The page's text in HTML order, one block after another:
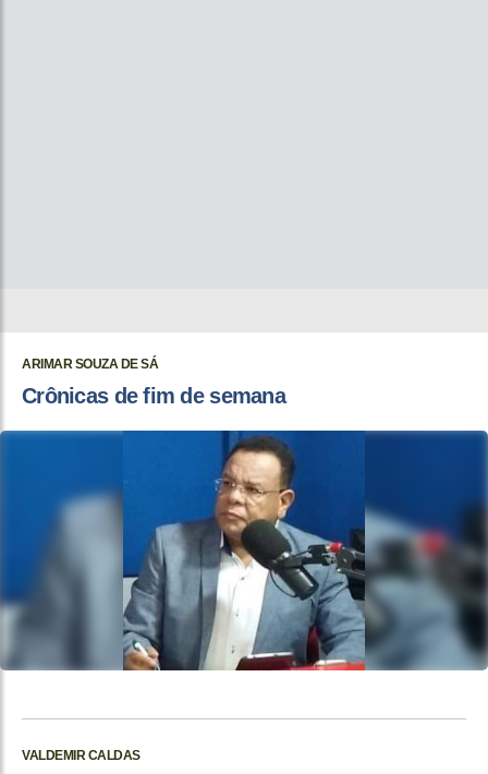
ARIMAR SOUZA DE SÁ
Crônicas de fim de semana
VALDEMIR CALDAS